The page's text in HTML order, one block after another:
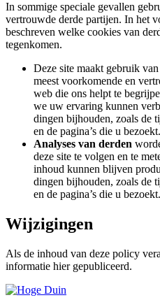
In sommige speciale gevallen
vertrouwde derde partijen. In het
beschreven welke cookies van
tegenkomen.
Deze site maakt gebruik van
meest voorkomende en
web die ons helpt te
we uw ervaring kunnen
dingen bijhouden, zoals de
en de pagina’s die u bezoekt.
Analyses van derden
deze site te volgen en te
inhoud kunnen blijven
dingen bijhouden, zoals de
en de pagina’s die u bezoekt.
Wijzigingen
Als de inhoud van deze policy
informatie hier gepubliceerd.